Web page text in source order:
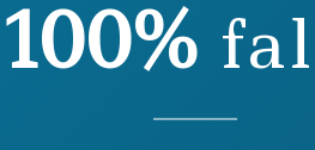
dasmës, të mbijetuarat e
me buzëqeshje të
100%